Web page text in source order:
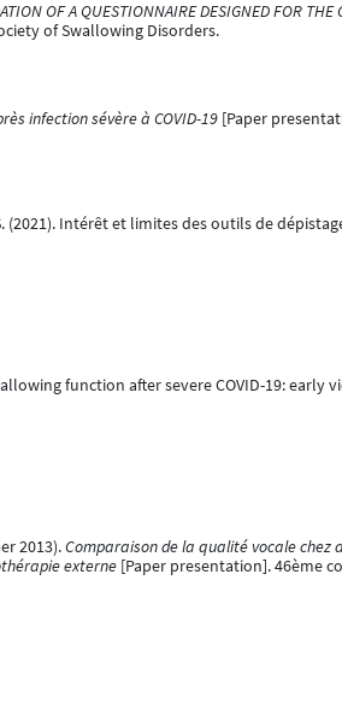
OF A QUESTIONNAIRE DESIGNED FOR
of Swallowing Disorders.
infection sévère à COVID-19[Paper
(2021). Intérêt et limites des outils de
function after severe COVID-19:
2013).Comparaison de la qualité vocale chez
externe [Paper presentation]. 46ème